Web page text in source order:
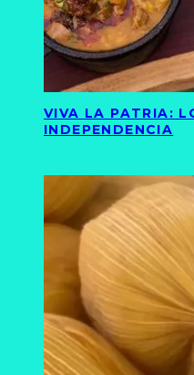
VIVA LA PATRIA:
INDEPENDENCIA